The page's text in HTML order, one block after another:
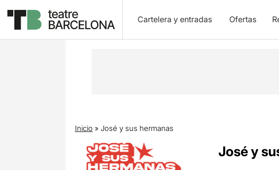
Cartelera y entradas Ofertas
Inicio » José y sus hermanas
José y